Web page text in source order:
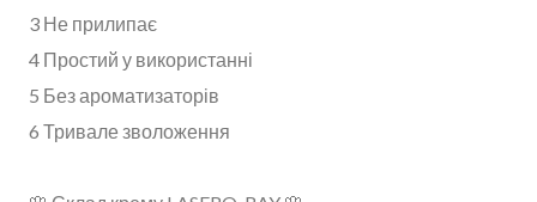
3 Не прилипає
4 Простий у використанні
5 Без ароматизаторів
6 Тривале зволоження